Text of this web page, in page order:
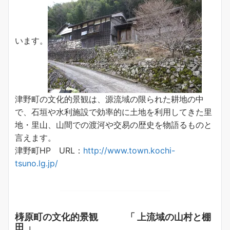
います。
津野町の文化的景観は、源流域の限られた耕地の中
で、石垣や水利施設で効率的に土地を利用してきた里
地・里山、山間での渡河や交易の歴史を物語るものと
言えます。
津野町HP URL： http://www.town.kochi-
tsuno.lg.jp/
梼原町の文化的景観 「 上流域の山村と棚
田 」